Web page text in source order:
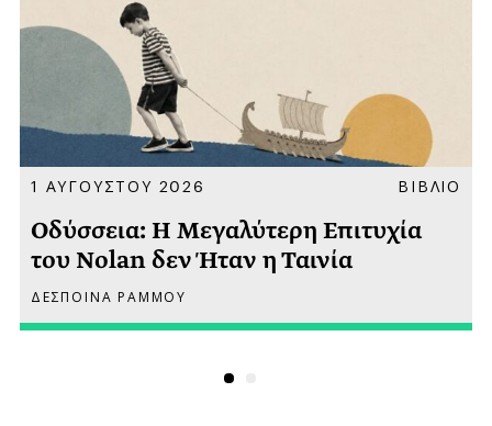
1 ΑΥΓΟΥΣΤΟΥ 2026 ΒΙΒΛΙΟ
Οδύσσεια: Η Μεγαλύτερη Επιτυχία
του Nolan δεν Ήταν η Ταινία
ΔΕΣΠΟΙΝΑ ΡΑΜΜΟΥ